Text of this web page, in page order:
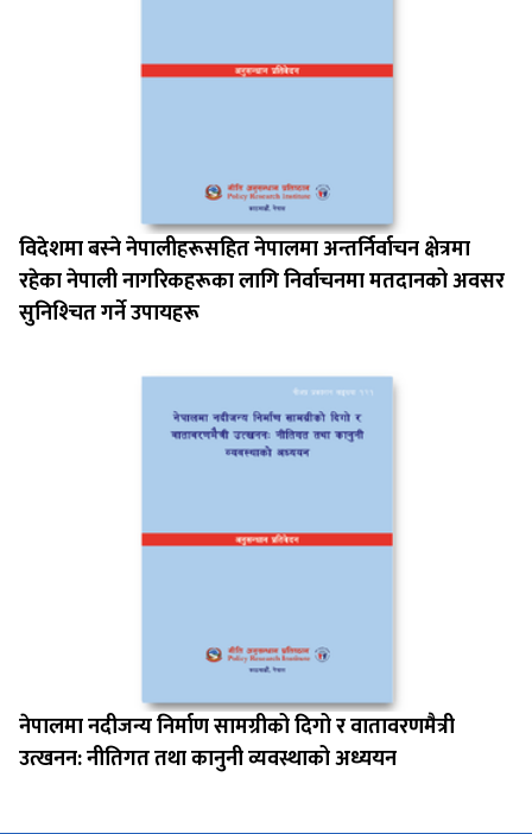
विदेशमा बस्‍ने नेपालीहरूसहित नेपालमा अन्तर्निर्वाचन क्षेत्रमा
रहेका नेपाली नागरिकहरूका लागि निर्वाचनमा मतदानको अवसर
सुनिश्‍चित गर्ने उपायहरू
नेपालमा नदीजन्य निर्माण सामग्रीको दिगो र वातावरणमैत्री
उत्खनन: नीतिगत तथा कानुनी व्यवस्थाको अध्ययन